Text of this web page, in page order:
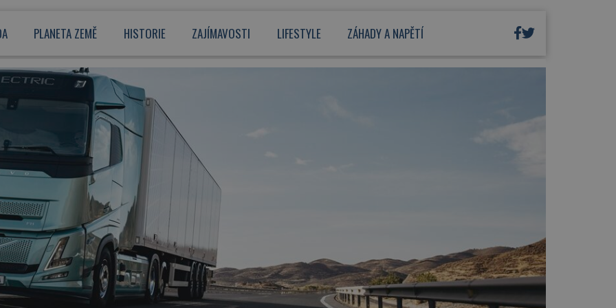
PLANETA ZEMĚ HISTORIE ZAJÍMAVOSTI LIFESTYLE ZÁHADY A NAPĚTÍ